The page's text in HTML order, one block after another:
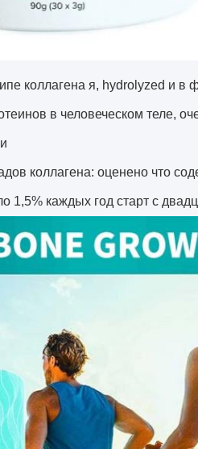
коллагена я, hydrolyzed и в
в человеческом теле,
коллагена: оценено что
1,5% каждых год старт с